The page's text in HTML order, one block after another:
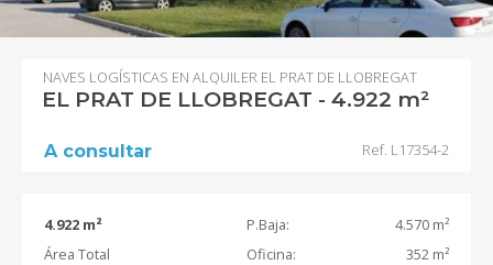
NAVES LOGÍSTICAS EN ALQUILER EL PRAT DE LLOBREGAT
EL PRAT DE LLOBREGAT - 4.922 m²
Ref. L17354-2
A consultar
4.922 m²
Área Total
P.Baja:
4.570 m²
Oficina:
352 m²